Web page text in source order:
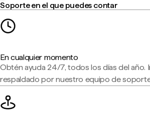
Soporte en el que puedes contar
En cualquier momento
Obtén ayuda 24/7, todos los días del año.
respaldado por nuestro equipo de